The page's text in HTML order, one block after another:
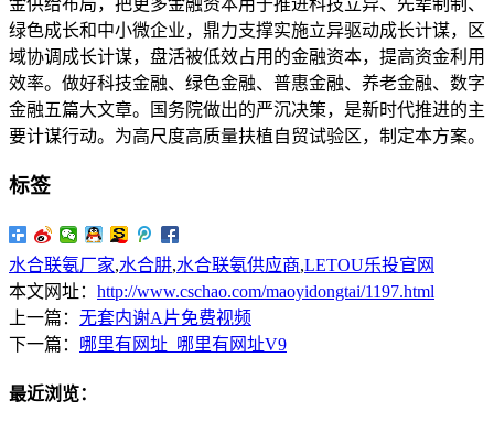
金供给布局，把更多金融资本用于推进科技立异、先辈制制、
绿色成长和中小微企业，鼎力支撑实施立异驱动成长计谋，区
域协调成长计谋，盘活被低效占用的金融资本，提高资金利用
效率。做好科技金融、绿色金融、普惠金融、养老金融、数字
金融五篇大文章。国务院做出的严沉决策，是新时代推进的主
要计谋行动。为高尺度高质量扶植自贸试验区，制定本方案。
标签
水合联氨厂家,水合肼,水合联氨供应商,LETOU乐投官网
本文网址： http://www.cschao.com/maoyidongtai/1197.html
上一篇： 无套内谢A片免费视频
下一篇： 哪里有网址_哪里有网址V9
最近浏览：